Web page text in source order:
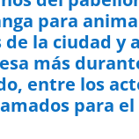
para
de la ciudad y
más
entre los
para el